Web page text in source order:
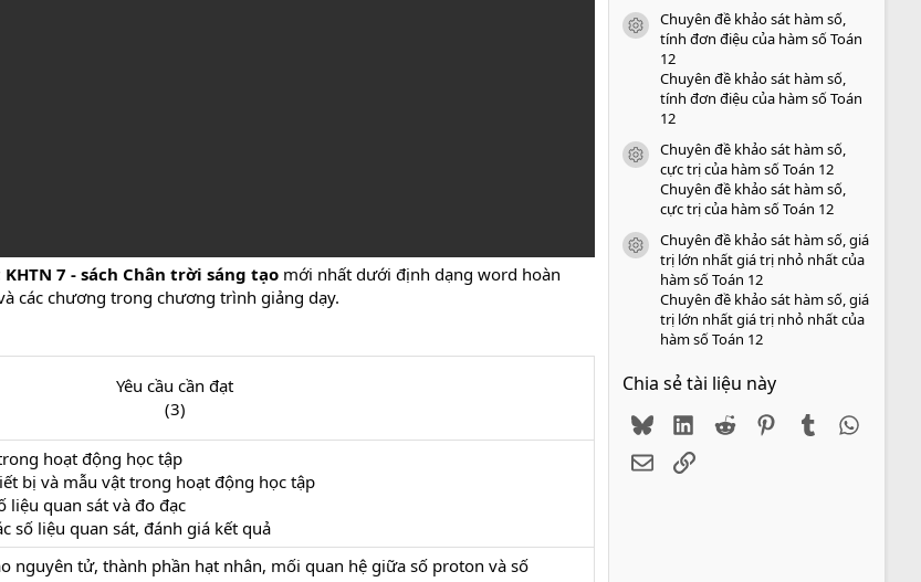
7 - sách Chân trời sáng tạo mới nhất dưới định dạng word hoàn
các chương trong chương trình giảng dạy.
Yêu cầu cần đạt
(3)​
hoạt động học tập
bị và mẫu vật trong hoạt động học tập
liệu quan sát và đo đạc
số liệu quan sát, đánh giá kết quả
nguyên tử, thành phần hạt nhân, mối quan hệ giữa số proton và số
icon tài liệu
Chuyên đề khảo sát hàm số,
tính đơn điệu của hàm số Toán
12
Chuyên đề khảo sát hàm số,
tính đơn điệu của hàm số Toán
12
icon tài liệu
Chuyên đề khảo sát hàm số,
cực trị của hàm số Toán 12
Chuyên đề khảo sát hàm số,
cực trị của hàm số Toán 12
icon tài liệu
Chuyên đề khảo sát hàm số, giá
trị lớn nhất giá trị nhỏ nhất của
hàm số Toán 12
Chuyên đề khảo sát hàm số, giá
trị lớn nhất giá trị nhỏ nhất của
hàm số Toán 12
Chia sẻ tài liệu này
BlueskyLinkedIn
Reddit PinterestTumblr
EmailLink